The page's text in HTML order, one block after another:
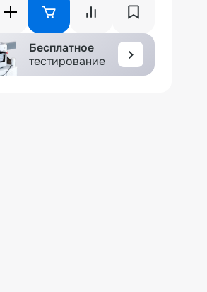
Бесплатное
тестирование